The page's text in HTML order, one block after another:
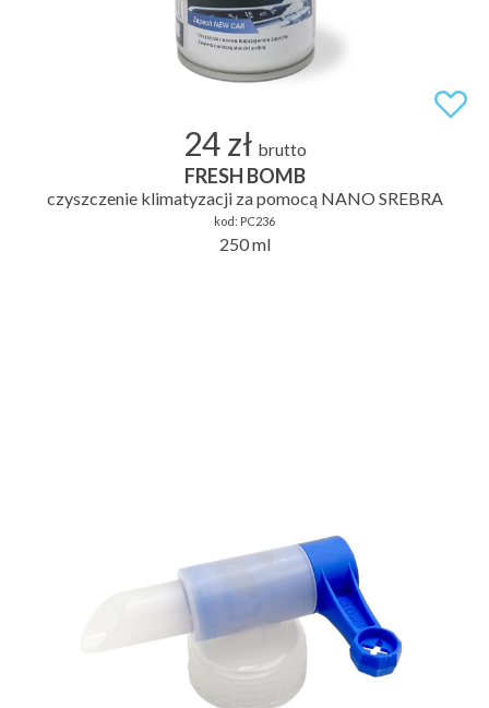
24 zł brutto
FRESH BOMB
czyszczenie klimatyzacji za pomocą NANO SREBRA
kod: PC236
250 ml